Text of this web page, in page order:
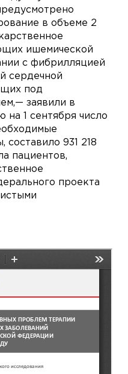
в объеме 2
ишемической
с фибрилляцией
сердечной
под
заявили в
на 1 сентября число
составило 931 218
пациентов,
проекта